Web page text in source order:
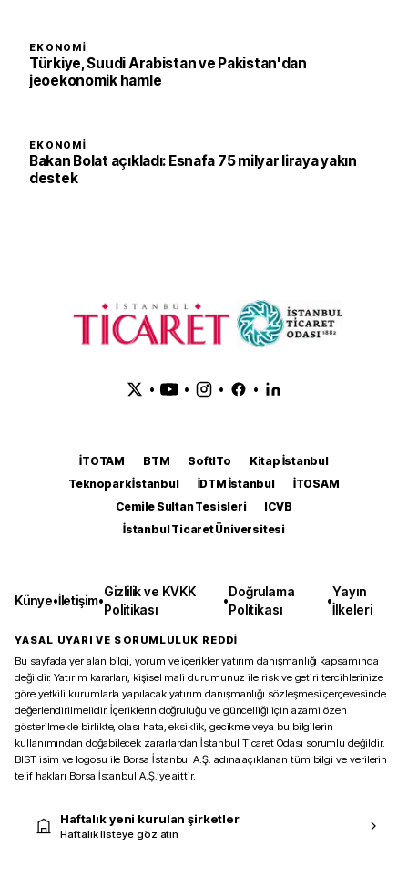
EKONOMI
Türkiye, Suudi Arabistan ve Pakistan'dan
jeoekonomik hamle
EKONOMI
Bakan Bolat açıkladı: Esnafa 75 milyar liraya yakın
destek
• • • •
İTOTAM BTM SoftITo
Kitap İstanbul
Teknopark İstanbul
İDTM İstanbul
İTOSAM
Cemile Sultan Tesisleri
ICVB
İstanbul Ticaret Üniversitesi
Künye•İletişim•
Gizlilik ve KVKK
Politikası
•
Doğrulama
Politikası
•
Yayın
İlkeleri
YASAL UYARI VE SORUMLULUK REDDİ
Bu sayfada yer alan bilgi, yorum ve içerikler yatırım danışmanlığı kapsamında
değildir. Yatırım kararları, kişisel mali durumunuz ile risk ve getiri tercihlerinize
göre yetkili kurumlarla yapılacak yatırım danışmanlığı sözleşmesi çerçevesinde
değerlendirilmelidir. İçeriklerin doğruluğu ve güncelliği için azami özen
gösterilmekle birlikte, olası hata, eksiklik, gecikme veya bu bilgilerin
kullanımından doğabilecek zararlardan İstanbul Ticaret Odası sorumlu değildir.
BIST isim ve logosu ile Borsa İstanbul A.Ş. adına açıklanan tüm bilgi ve verilerin
telif hakları Borsa İstanbul A.Ş.’ye aittir.
Haftalık yeni kurulan şirketler
Haftalık listeye göz atın